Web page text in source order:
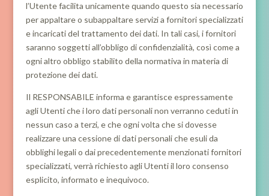
l’Utente facilita unicamente quando questo sia necessario
per appaltare o subappaltare servizi a fornitori specializzati
e incaricati del trattamento dei dati. In tali casi, i fornitori
saranno soggetti all’obbligo di confidenzialità, così come a
ogni altro obbligo stabilito della normativa in materia di
protezione dei dati.
Il RESPONSABILE informa e garantisce espressamente
agli Utenti che i loro dati personali non verranno ceduti in
nessun caso a terzi, e che ogni volta che si dovesse
realizzare una cessione di dati personali che esuli da
obblighi legali o dai precedentemente menzionati fornitori
specializzati, verrà richiesto agli Utenti il loro consenso
esplicito, informato e inequivoco.